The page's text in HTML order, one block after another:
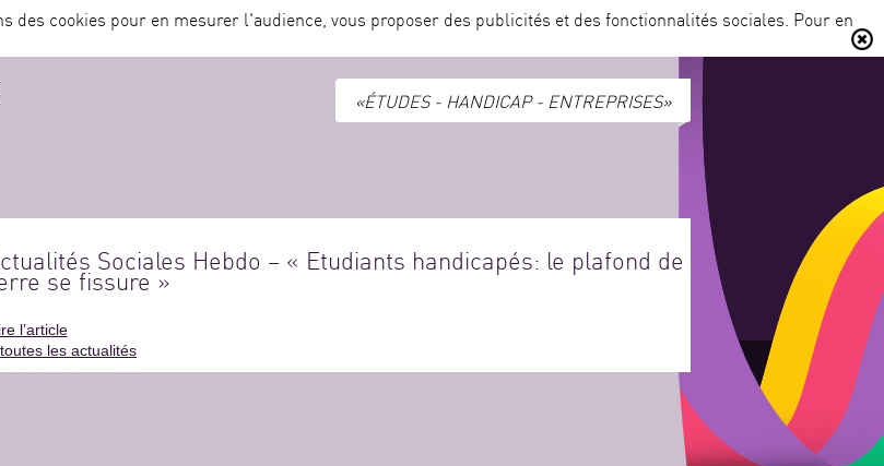
des cookies pour en mesurer l'audience, vous proposer des publicités et des fonctionnalités sociales. Pour en
«ÉTUDES - HANDICAP - ENTREPRISES»
Sociales Hebdo – « Etudiants handicapés: le plafond de
se fissure »
l’article
les actualités